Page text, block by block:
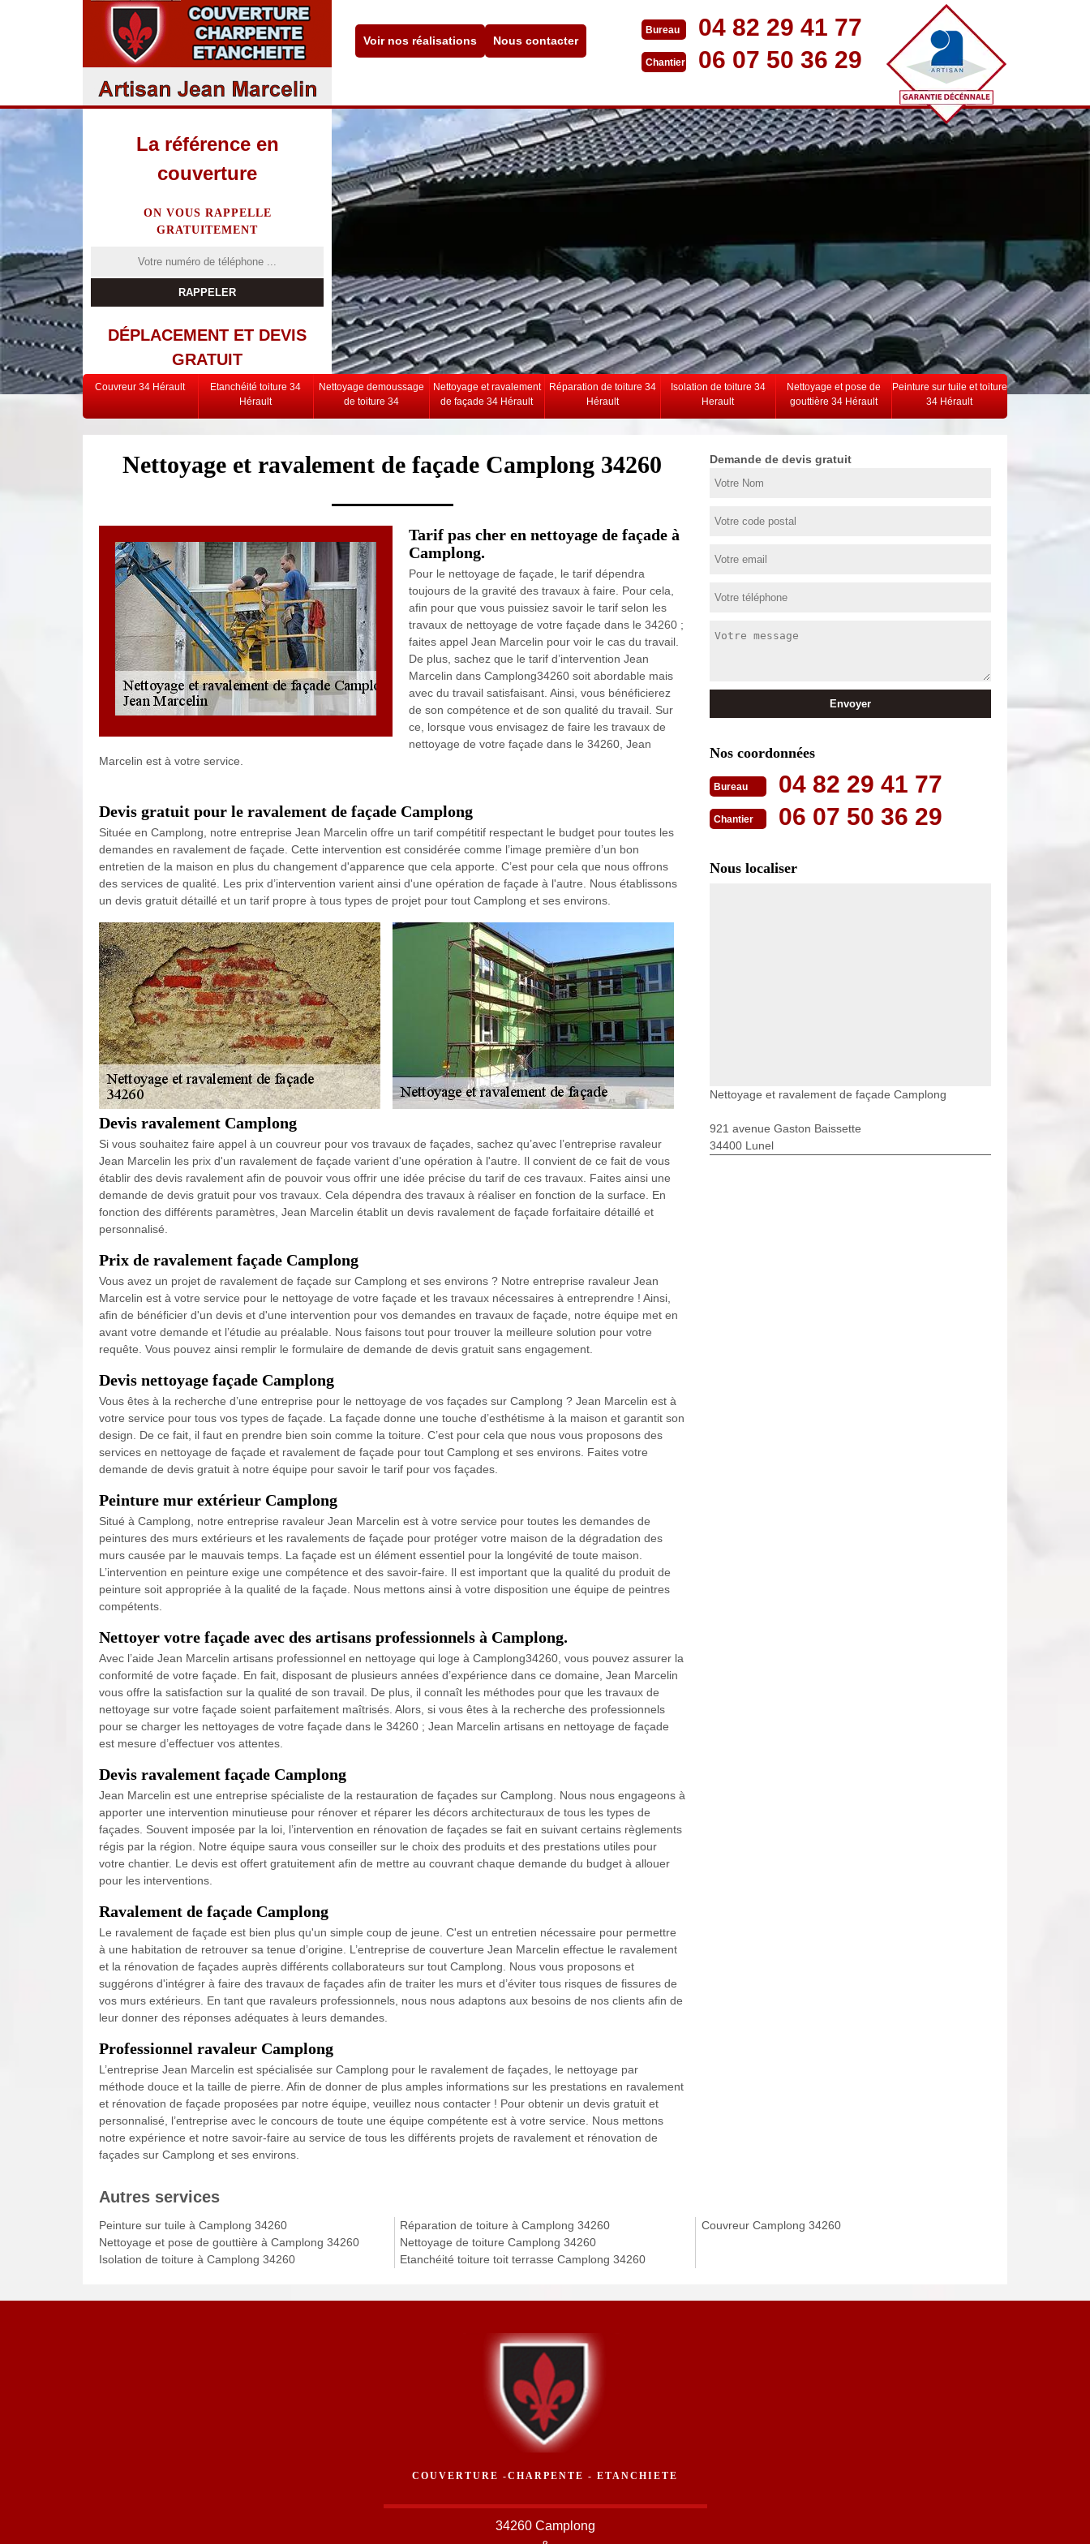
Voir nos réalisations Nous contacter
Bureau 04 82 29 41 77
Chantier 06 07 50 36 29
La référence en
couverture
ON VOUS RAPPELLE
GRATUITEMENT
DÉPLACEMENT ET DEVIS
GRATUIT
Couvreur 34 Hérault
Etanchéité toiture 34
Hérault
Nettoyage demoussage
de toiture 34
Nettoyage et ravalement
de façade 34 Hérault
Réparation de toiture 34
Hérault
Isolation de toiture 34
Herault
Nettoyage et pose de
gouttière 34 Hérault
Peinture sur tuile et toiture
34 Hérault
Nettoyage et ravalement de façade Camplong 34260
Tarif pas cher en nettoyage de façade à
Camplong.
Pour le nettoyage de façade, le tarif dépendra
toujours de la gravité des travaux à faire. Pour cela,
afin pour que vous puissiez savoir le tarif selon les
travaux de nettoyage de votre façade dans le 34260 ;
faites appel Jean Marcelin pour voir le cas du travail.
De plus, sachez que le tarif d’intervention Jean
Marcelin dans Camplong34260 soit abordable mais
avec du travail satisfaisant. Ainsi, vous bénéficierez
de son compétence et de son qualité du travail. Sur
ce, lorsque vous envisagez de faire les travaux de
nettoyage de votre façade dans le 34260, Jean
Marcelin est à votre service.
Devis gratuit pour le ravalement de façade Camplong
Située en Camplong, notre entreprise Jean Marcelin offre un tarif compétitif respectant le budget pour toutes les
demandes en ravalement de façade. Cette intervention est considérée comme l’image première d’un bon
entretien de la maison en plus du changement d'apparence que cela apporte. C’est pour cela que nous offrons
des services de qualité. Les prix d’intervention varient ainsi d'une opération de façade à l'autre. Nous établissons
un devis gratuit détaillé et un tarif propre à tous types de projet pour tout Camplong et ses environs.
Devis ravalement Camplong
Si vous souhaitez faire appel à un couvreur pour vos travaux de façades, sachez qu’avec l’entreprise ravaleur
Jean Marcelin les prix d'un ravalement de façade varient d'une opération à l'autre. Il convient de ce fait de vous
établir des devis ravalement afin de pouvoir vous offrir une idée précise du tarif de ces travaux. Faites ainsi une
demande de devis gratuit pour vos travaux. Cela dépendra des travaux à réaliser en fonction de la surface. En
fonction des différents paramètres, Jean Marcelin établit un devis ravalement de façade forfaitaire détaillé et
personnalisé.
Prix de ravalement façade Camplong
Vous avez un projet de ravalement de façade sur Camplong et ses environs ? Notre entreprise ravaleur Jean
Marcelin est à votre service pour le nettoyage de votre façade et les travaux nécessaires à entreprendre ! Ainsi,
afin de bénéficier d'un devis et d'une intervention pour vos demandes en travaux de façade, notre équipe met en
avant votre demande et l’étudie au préalable. Nous faisons tout pour trouver la meilleure solution pour votre
requête. Vous pouvez ainsi remplir le formulaire de demande de devis gratuit sans engagement.
Devis nettoyage façade Camplong
Vous êtes à la recherche d’une entreprise pour le nettoyage de vos façades sur Camplong ? Jean Marcelin est à
votre service pour tous vos types de façade. La façade donne une touche d’esthétisme à la maison et garantit son
design. De ce fait, il faut en prendre bien soin comme la toiture. C’est pour cela que nous vous proposons des
services en nettoyage de façade et ravalement de façade pour tout Camplong et ses environs. Faites votre
demande de devis gratuit à notre équipe pour savoir le tarif pour vos façades.
Peinture mur extérieur Camplong
Situé à Camplong, notre entreprise ravaleur Jean Marcelin est à votre service pour toutes les demandes de
peintures des murs extérieurs et les ravalements de façade pour protéger votre maison de la dégradation des
murs causée par le mauvais temps. La façade est un élément essentiel pour la longévité de toute maison.
L’intervention en peinture exige une compétence et des savoir-faire. Il est important que la qualité du produit de
peinture soit appropriée à la qualité de la façade. Nous mettons ainsi à votre disposition une équipe de peintres
compétents.
Nettoyer votre façade avec des artisans professionnels à Camplong.
Avec l’aide Jean Marcelin artisans professionnel en nettoyage qui loge à Camplong34260, vous pouvez assurer la
conformité de votre façade. En fait, disposant de plusieurs années d’expérience dans ce domaine, Jean Marcelin
vous offre la satisfaction sur la qualité de son travail. De plus, il connaît les méthodes pour que les travaux de
nettoyage sur votre façade soient parfaitement maîtrisés. Alors, si vous êtes à la recherche des professionnels
pour se charger les nettoyages de votre façade dans le 34260 ; Jean Marcelin artisans en nettoyage de façade
est mesure d’effectuer vos attentes.
Devis ravalement façade Camplong
Jean Marcelin est une entreprise spécialiste de la restauration de façades sur Camplong. Nous nous engageons à
apporter une intervention minutieuse pour rénover et réparer les décors architecturaux de tous les types de
façades. Souvent imposée par la loi, l’intervention en rénovation de façades se fait en suivant certains règlements
régis par la région. Notre équipe saura vous conseiller sur le choix des produits et des prestations utiles pour
votre chantier. Le devis est offert gratuitement afin de mettre au couvrant chaque demande du budget à allouer
pour les interventions.
Ravalement de façade Camplong
Le ravalement de façade est bien plus qu'un simple coup de jeune. C'est un entretien nécessaire pour permettre
à une habitation de retrouver sa tenue d’origine. L’entreprise de couverture Jean Marcelin effectue le ravalement
et la rénovation de façades auprès différents collaborateurs sur tout Camplong. Nous vous proposons et
suggérons d'intégrer à faire des travaux de façades afin de traiter les murs et d’éviter tous risques de fissures de
vos murs extérieurs. En tant que ravaleurs professionnels, nous nous adaptons aux besoins de nos clients afin de
leur donner des réponses adéquates à leurs demandes.
Professionnel ravaleur Camplong
L’entreprise Jean Marcelin est spécialisée sur Camplong pour le ravalement de façades, le nettoyage par
méthode douce et la taille de pierre. Afin de donner de plus amples informations sur les prestations en ravalement
et rénovation de façade proposées par notre équipe, veuillez nous contacter ! Pour obtenir un devis gratuit et
personnalisé, l’entreprise avec le concours de toute une équipe compétente est à votre service. Nous mettons
notre expérience et notre savoir-faire au service de tous les différents projets de ravalement et rénovation de
façades sur Camplong et ses environs.
Demande de devis gratuit
Nos coordonnées
Bureau 04 82 29 41 77
Chantier 06 07 50 36 29
Nous localiser
Nettoyage et ravalement de façade Camplong
921 avenue Gaston Baissette
34400 Lunel
Autres services
Peinture sur tuile à Camplong 34260
Nettoyage et pose de gouttière à Camplong 34260
Isolation de toiture à Camplong 34260
Réparation de toiture à Camplong 34260
Nettoyage de toiture Camplong 34260
Etanchéité toiture toit terrasse Camplong 34260
Couvreur Camplong 34260
COUVERTURE -CHARPENTE - ETANCHIETE
34260 Camplong